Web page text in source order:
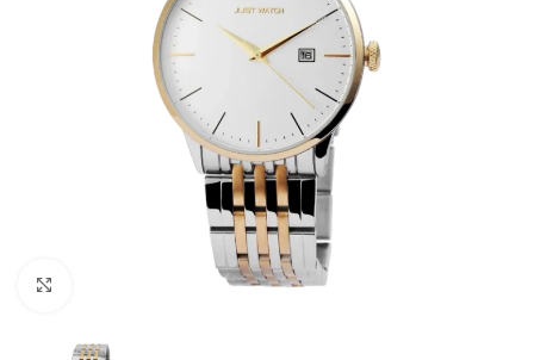
Kliknite za povećanje